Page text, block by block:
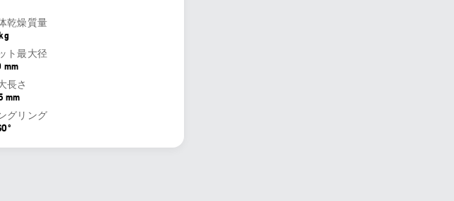
乾燥質量
ト最大径
mm
長さ
mm
グリング